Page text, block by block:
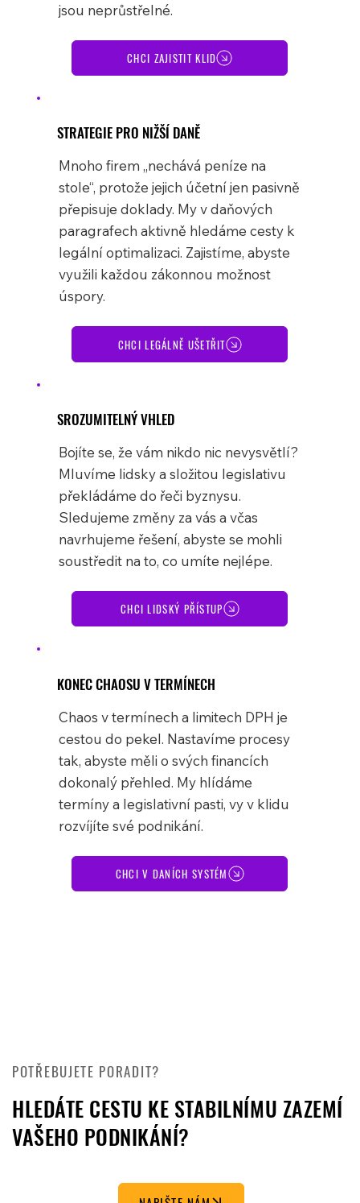
jsou neprůstřelné.
CHCI ZAJISTIT KLID
STRATEGIE PRO NIŽŠÍ DANĚ
Mnoho firem „nechává peníze na
stole“, protože jejich účetní jen pasivně
přepisuje doklady. My v daňových
paragrafech aktivně hledáme cesty k
legální optimalizaci. Zajistíme, abyste
využili každou zákonnou možnost
úspory.
CHCI LEGÁLNĚ UŠETŘIT
SROZUMITELNÝ VHLED
Bojíte se, že vám nikdo nic nevysvětlí?
Mluvíme lidsky a složitou legislativu
překládáme do řeči byznysu.
Sledujeme změny za vás a včas
navrhujeme řešení, abyste se mohli
soustředit na to, co umíte nejlépe.
CHCI LIDSKÝ PŘÍSTUP
KONEC CHAOSU V TERMÍNECH
Chaos v termínech a limitech DPH je
cestou do pekel. Nastavíme procesy
tak, abyste měli o svých financích
dokonalý přehled. My hlídáme
termíny a legislativní pasti, vy v klidu
rozvíjíte své podnikání.
CHCI V DANÍCH SYSTÉM
POTŘEBUJETE PORADIT?
HLEDÁTE CESTU KE STABILNÍMU ZAZEMÍ
VAŠEHO PODNIKÁNÍ?